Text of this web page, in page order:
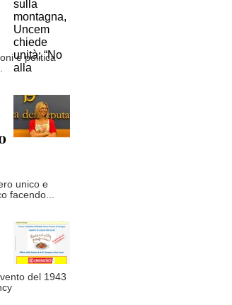
e politica
unico e
facendo...
del 1943